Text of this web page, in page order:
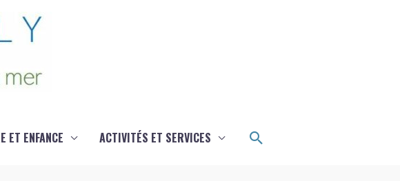
ET ENFANCE ACTIVITÉS ET SERVICES Rechercher